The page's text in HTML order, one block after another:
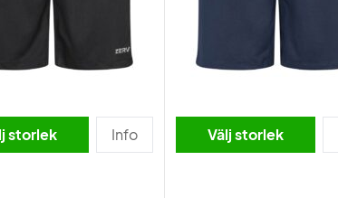
storlek Info Välj storlek